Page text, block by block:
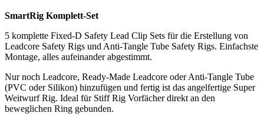
SmartRig Komplett-Set
5 komplette Fixed-D Safety Lead Clip Sets für die Erstellung von
Leadcore Safety Rigs und Anti-Tangle Tube Safety Rigs. Einfachste
Montage, alles aufeinander abgestimmt.
Nur noch Leadcore, Ready-Made Leadcore oder Anti-Tangle Tube
(PVC oder Silikon) hinzufügen und fertig ist das angelfertige Super
Weitwurf Rig. Ideal für Stiff Rig Vorfächer direkt an den
beweglichen Ring gebunden.